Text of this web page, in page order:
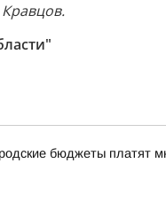
бюджеты платят